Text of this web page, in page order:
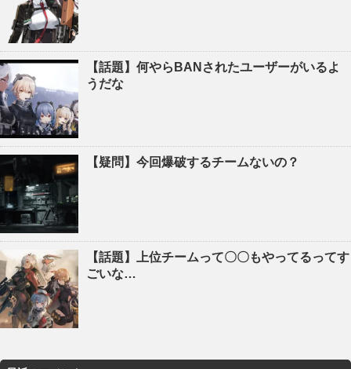
【話題】何やらBANされたユーザーがいるよ
うだな
【疑問】今回爆破するチームないの？
【話題】上位チームって〇〇もやってるってす
ごいな…